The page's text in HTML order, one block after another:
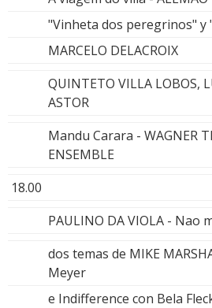
"Vinheta dos peregrinos" y
MARCELO DELACROIX
QUINTETO VILLA LOBOS,
ASTOR
Mandu Carara - WAGNER
ENSEMBLE
18.00
PAULINO DA VIOLA - Nao
dos temas de MIKE
Meyer
e Indifference con Bela